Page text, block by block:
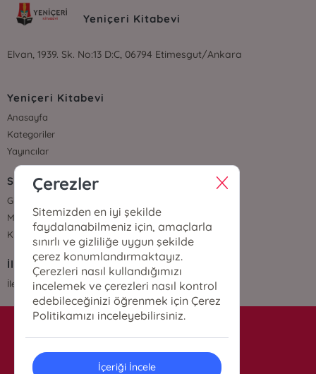
Yeniçeri Kitabevi
Elvan, 1939. Sk. No:13 D:C, 06794 Etimesgut/Ankara
Yeniçeri Kitabevi
Anasayfa
Kategoriler
Yayıncılar
Sözleşmeler
Gizlilik Sözleşmesi
Mesafeli Satış Sözleşmesi
Kullanıcı Sözleşmesi
İletişim
İletişim
info@yenicerikitabevi.com
Çerezler
Sitemizden en iyi şekilde
faydalanabilmeniz için, amaçlarla
sınırlı ve gizliliğe uygun şekilde
çerez konumlandırmaktayız.
Çerezleri nasıl kullandığımızı
incelemek ve çerezleri nasıl kontrol
edebileceğinizi öğrenmek için Çerez
Politikamızı inceleyebilirsiniz.
İçeriği İncele